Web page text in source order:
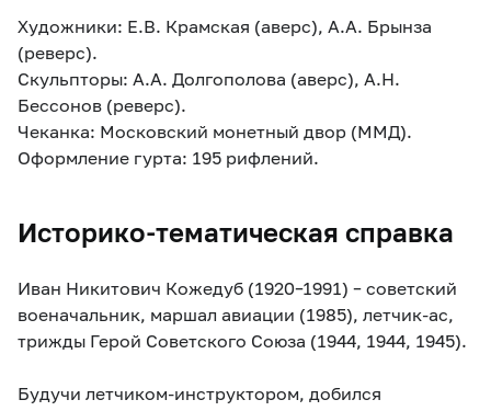
Художники: Е.В. Крамская (аверс), А.А. Брынза
(реверс).
Скульпторы: А.А. Долгополова (аверс), А.Н.
Бессонов (реверс).
Чеканка: Московский монетный двор (ММД).
Оформление гурта: 195 рифлений.
Историко-тематическая справка
Иван Никитович Кожедуб (1920–1991) – советский
военачальник, маршал авиации (1985), летчик-ас,
трижды Герой Советского Союза (1944, 1944, 1945).
Будучи летчиком-инструктором, добился